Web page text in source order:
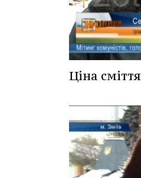
Ціна сміття